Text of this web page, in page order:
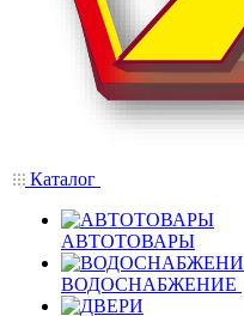
Каталог
АВТОТОВАРЫ
ВОДОСНАБЖЕНИЕ